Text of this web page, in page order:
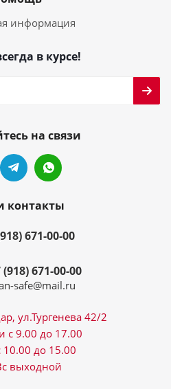
информация
в курсе!
на связи
контакты
671-00-00
(918) 671-00-00
safe@mail.ru
ул.Тургенева 42/2
с 9.00 до 17.00
10.00 до 15.00
выходной